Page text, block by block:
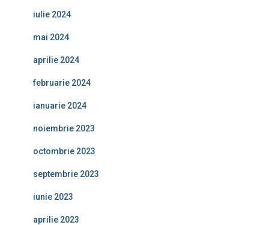
iulie 2024
mai 2024
aprilie 2024
februarie 2024
ianuarie 2024
noiembrie 2023
octombrie 2023
septembrie 2023
iunie 2023
aprilie 2023